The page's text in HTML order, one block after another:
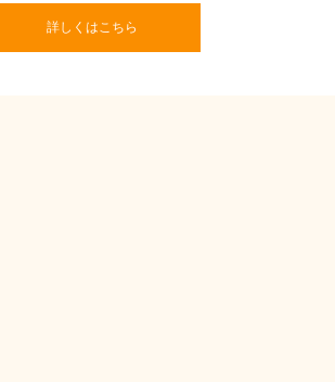
詳しくはこちら